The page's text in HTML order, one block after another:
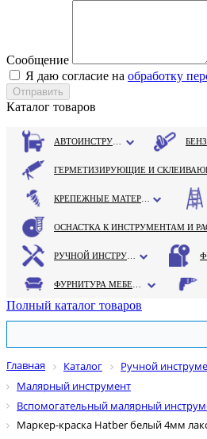
Сообщение
Я даю согласие на обработку
Каталог товаров
Полный каталог товаров
Главная Каталог
Ручной
Малярный инструмент
Вспомогательный малярный
Маркер-краска Hatber белый 4мм